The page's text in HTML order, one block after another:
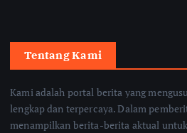
Tentang Kami
Kami adalah portal berita yang
lengkap dan terpercaya. Dalam
menampilkan berita-berita aktual